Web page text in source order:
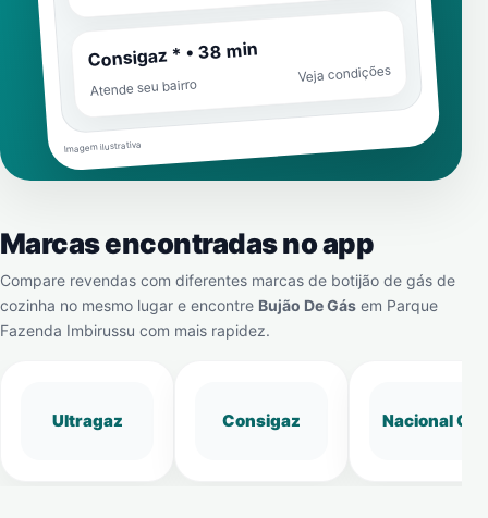
Consigaz * • 38 min
Atende seu bairro
Veja condições
Imagem ilustrativa
Marcas encontradas no app
Compare revendas com diferentes marcas de botijão de gás de
cozinha no mesmo lugar e encontre Bujão De Gás em Parque
Fazenda Imbirussu com mais rapidez.
Ultragaz Consigaz Nacional Gás